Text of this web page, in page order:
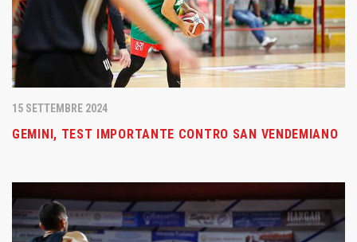
15 SETTEMBRE 2024
GEMINI, TEST IMPORTANTE CONTRO SAN VENDEMIANO